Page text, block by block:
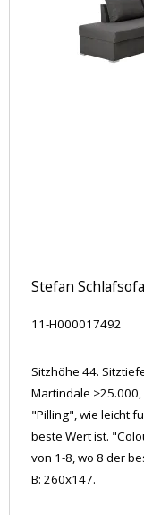
Stefan
11-H000017492
Sitzhöhe 44.
Martindale
"Pilling", wie leicht
beste Wert ist.
von 1-8, wo 8 der
B: 260x147.